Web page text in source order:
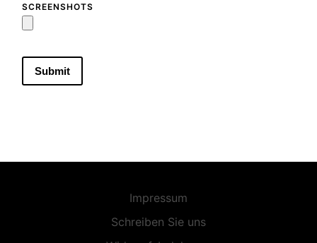
SCREENSHOTS
Impressum
Schreiben Sie uns